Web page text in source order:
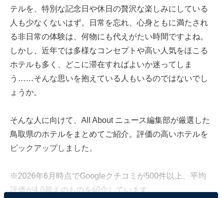
テルを、特別な記念日や休日の贅沢な楽しみにしている
人も少なくないはず。日常を忘れ、心身ともに満たされ
る非日常の体験は、何物にも代えがたい時間ですよね。
しかし、近年では多様なコンセプトや高い人気をほこる
ホテルも多く、どこに滞在すればよいか迷ってしま
う……そんな思いを抱えている人もいるのではないでし
ょうか。
そんな人に向けて、All About ニュース編集部が厳選した
鳥取県のホテルをまとめてご紹介。評価の高いホテルを
ピックアップしました。
※2026年6月時点でGoogleクチコミが500件以上、平均
評価が4.0超えのものを紹介しています